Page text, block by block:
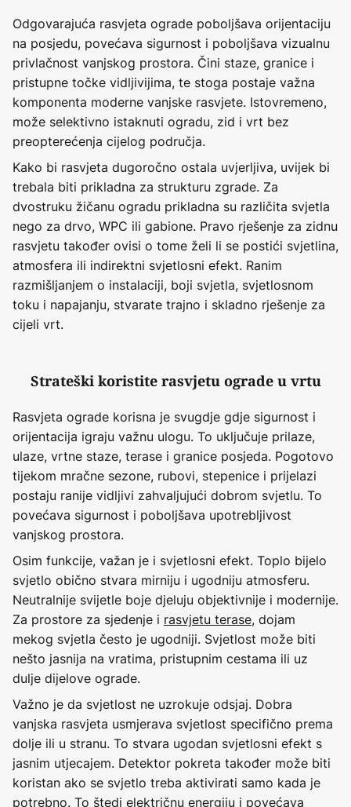
Odgovarajuća rasvjeta ograde poboljšava orijentaciju
na posjedu, povećava sigurnost i poboljšava vizualnu
privlačnost vanjskog prostora. Čini staze, granice i
pristupne točke vidljivijima, te stoga postaje važna
komponenta moderne vanjske rasvjete. Istovremeno,
može selektivno istaknuti ogradu, zid i vrt bez
preopterećenja cijelog područja.
Kako bi rasvjeta dugoročno ostala uvjerljiva, uvijek bi
trebala biti prikladna za strukturu zgrade. Za
dvostruku žičanu ogradu prikladna su različita svjetla
nego za drvo, WPC ili gabione. Pravo rješenje za zidnu
rasvjetu također ovisi o tome želi li se postići svjetlina,
atmosfera ili indirektni svjetlosni efekt. Ranim
razmišljanjem o instalaciji, boji svjetla, svjetlosnom
toku i napajanju, stvarate trajno i skladno rješenje za
cijeli vrt.
Strateški koristite rasvjetu ograde u vrtu
Rasvjeta ograde korisna je svugdje gdje sigurnost i
orijentacija igraju važnu ulogu. To uključuje prilaze,
ulaze, vrtne staze, terase i granice posjeda. Pogotovo
tijekom mračne sezone, rubovi, stepenice i prijelazi
postaju ranije vidljivi zahvaljujući dobrom svjetlu. To
povećava sigurnost i poboljšava upotrebljivost
vanjskog prostora.
Osim funkcije, važan je i svjetlosni efekt. Toplo bijelo
svjetlo obično stvara mirniju i ugodniju atmosferu.
Neutralnije svijetle boje djeluju objektivnije i modernije.
Za prostore za sjedenje i rasvjetu terase, dojam
mekog svjetla često je ugodniji. Svjetlost može biti
nešto jasnija na vratima, pristupnim cestama ili uz
dulje dijelove ograde.
Važno je da svjetlost ne uzrokuje odsjaj. Dobra
vanjska rasvjeta usmjerava svjetlost specifično prema
dolje ili u stranu. To stvara ugodan svjetlosni efekt s
jasnim utjecajem. Detektor pokreta također može biti
koristan ako se svjetlo treba aktivirati samo kada je
potrebno. To štedi električnu energiju i povećava